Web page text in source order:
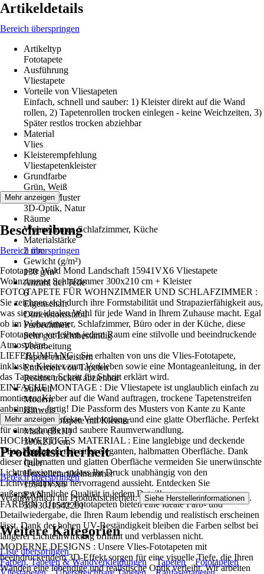
Artikeldetails
Bereich überspringen
Artikeltyp
Fototapete
Ausführung
Vliestapete
Vorteile von Vliestapeten
Einfach, schnell und sauber: 1) Kleister direkt auf die Wand
rollen, 2) Tapetenrollen trocken einlegen - keine Weichzeiten, 3)
Später restlos trocken abziehbar
Material
Vlies
Kleisterempfehlung
Vliestapetenkleister
Grundfarbe
Grün, Weiß
Dekor / Muster
3D-Optik, Natur
Räume
Wohnzimmer, Schlafzimmer, Küche
Materialstärke
2 mm
Gewicht (g/m²)
130 g/m²
Anzahl der Teile
6
Eigenschaft
Dimensionsstabil
Farbechtheit
Sehr gut Lichtbeständig
Verarbeitung
Tapete einkleistern
Entfernen von Tapeten
Restlos trocken abziehbar
Stilwelt
Modern
Hinweis
Vlies Fototapete mit Kleister
Maße (BxH)
300x210 cm
Format
Quer
Herstellerartikelnummer
15941VX6
EAN
5903011542291
Mehr anzeigen
Beschreibung
Bereich überspringen
Fototapete Wald Mond Landschaft 15941VX6 Vliestapete
Wohnzimmer Schlafzimmer 300x210 cm + Kleister
FOTOTAPETE FÜR WOHNZIMMER UND SCHLAFZIMMER :
Sie zeichnen sich durch ihre Formstabilität und Strapazierfähigkeit aus,
was sie zur idealen Wahl für jede Wand in Ihrem Zuhause macht. Egal
ob im Wohnzimmer, Schlafzimmer, Büro oder in der Küche, diese
Fototapeten verleihen jedem Raum eine stilvolle und beeindruckende
Atmosphäre..
LIEFERUMFANG : Sie erhalten von uns die Vlies-Fototapete,
inklusive Kleister zum Verkleben sowie eine Montageanleitung, in der
das Tapezieren Schritt für Schritt erklärt wird.
EINFACHE MONTAGE : Die Vliestapete ist unglaublich einfach zu
montieren: Kleber auf die Wand auftragen, trockene Tapetenstreifen
anbringen – fertig! Die Passform des Musters von Kante zu Kante
sorgt für eine perfekte Verbindung und eine glatte Oberfläche. Perfekt
für eine schnelle und saubere Raumverwandlung.
HOCHWERTIGES MATERIAL : Eine langlebige und deckende
Vlies-Fototapete mit einer eleganten, halbmatten Oberfläche. Dank
dieser halbmatten und glatten Oberfläche vermeiden Sie unerwünschte
Lichtreflexionen, sodass Ihr Druck unabhängig von den
Lichtverhältnissen hervorragend aussieht. Entdecken Sie
außergewöhnliche Qualität in jedem Detail!
FARBEN : Unsere Fototapeten bieten eine ideale Farb- und
Detailwiedergabe, die Ihren Raum lebendig und realistisch erscheinen
lässt. Dank der hohen UV-Beständigkeit bleiben die Farben selbst bei
längerer Lichteinwirkung brillant und verblassen nicht.
MODERNE DESIGNS : Unsere Vlies-Fototapeten mit
beeindruckendem 3D-Effekt sorgen für eine visuelle Tiefe, die Ihren
Wänden eine lebendige und realistische Optik verleiht. Wir arbeiten
Mehr anzeigen
Produktsicherheit
Bereich überspringen
Verantwortlich für Produktsicherheit: Siehe Herstellerinformationen .
Weitere Kategorien
Liste überspringen
Farben, Tapeten & Wandverkleidungen
Tapeten
Fototapeten